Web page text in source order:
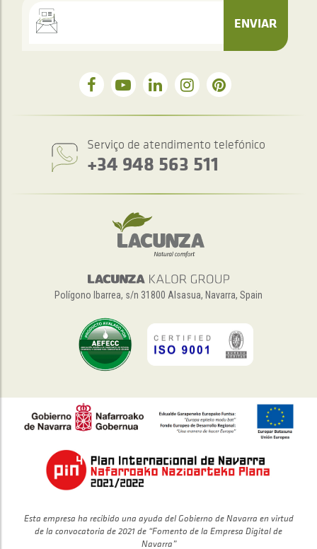
ENVIAR
Serviço de atendimento telefónico
+34 948 563 511
Polígono Ibarrea, s/n 31800 Alsasua, Navarra, Spain
Esta empresa ha recibido una ayuda del Gobierno de Navarra en virtud
de la convocatoria de 2021 de “Fomento de la Empresa Digital de
Navarra”